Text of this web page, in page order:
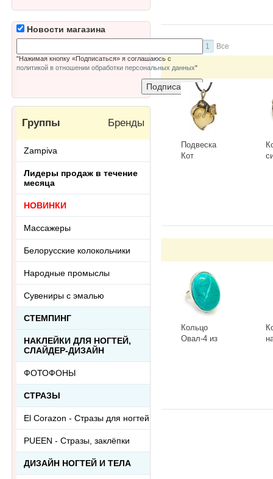
1 Все
Подвеска
Кот
Кольцо
Овал-4 из
Новости магазина
"Нажимая кнопку «Подписаться» я соглашаюсь с
политикой в отношении обработки персональных данных"
Группы Бренды
Zampiva
Лидеры продаж в течение
месяца
НОВИНКИ
Массажеры
Белорусские колокольчики
Народные промыслы
Сувениры с эмалью
СТЕМПИНГ
НАКЛЕЙКИ ДЛЯ НОГТЕЙ,
СЛАЙДЕР-ДИЗАЙН
ФОТОФОНЫ
СТРАЗЫ
El Corazon - Стразы для ногтей
PUEEN - Cтразы, заклёпки
ДИЗАЙН НОГТЕЙ И ТЕЛА